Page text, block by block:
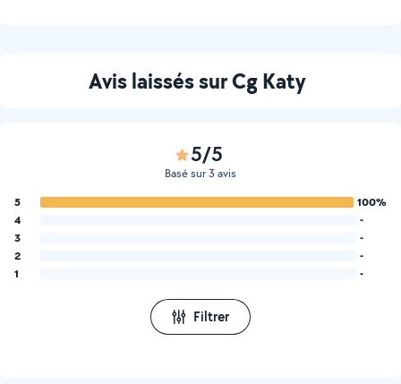
Avis laissés sur Cg Katy
5/5
Basé sur 3 avis
5
100%
4
-
3
-
2
-
1
-
Filtrer